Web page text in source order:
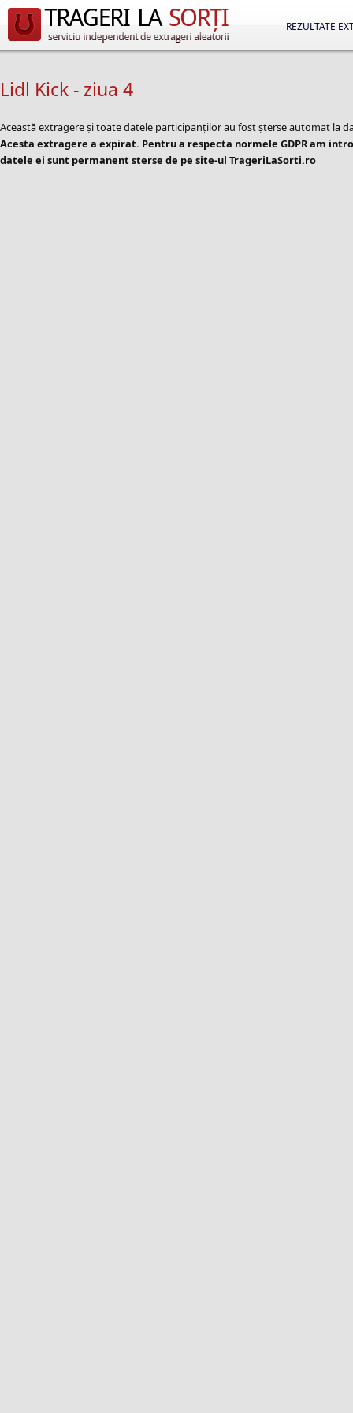
REZULTATE
Lidl Kick - ziua 4
Această extragere și toate datele participanților au fost șterse automat la
Acesta extragere a expirat. Pentru a respecta normele GDPR am
datele ei sunt permanent sterse de pe site-ul TrageriLaSorti.ro